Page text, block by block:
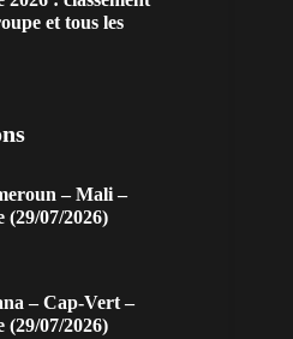
et tous les
– Mali –
07/2026)
– Cap-Vert –
07/2026)